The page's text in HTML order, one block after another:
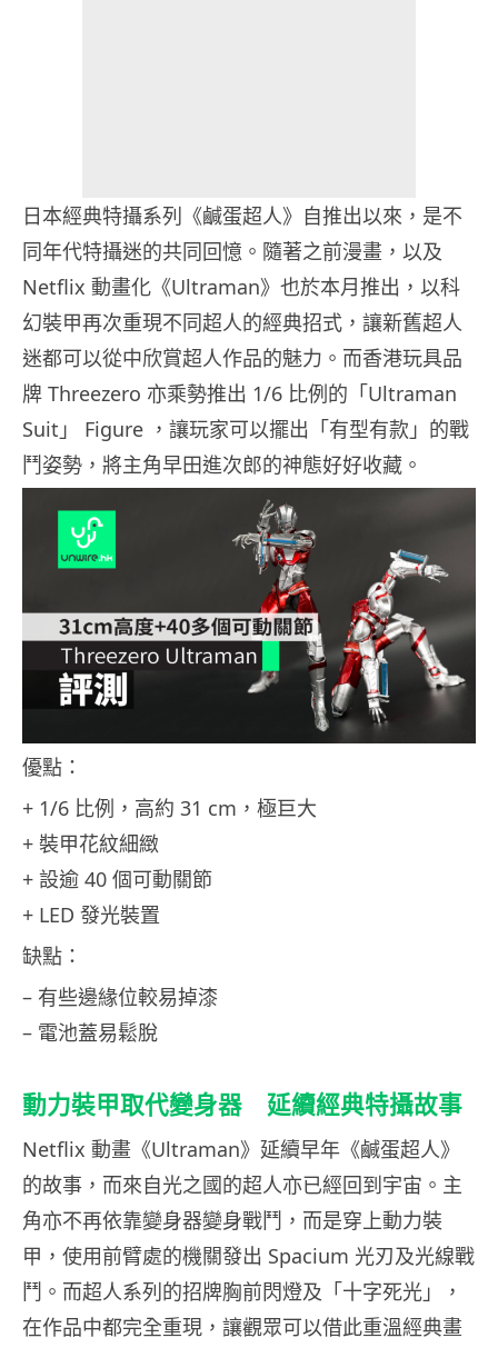
日本經典特攝系列《鹹蛋超人》自推出以來，是不
同年代特攝迷的共同回憶。隨著之前漫畫，以及
Netflix 動畫化《Ultraman》也於本月推出，以科
幻裝甲再次重現不同超人的經典招式，讓新舊超人
迷都可以從中欣賞超人作品的魅力。而香港玩具品
牌 Threezero 亦乘勢推出 1/6 比例的「Ultraman
Suit」 Figure ，讓玩家可以擺出「有型有款」的戰
鬥姿勢，將主角早田進次郎的神態好好收藏。
優點：
+ 1/6 比例，高約 31 cm，極巨大
+ 裝甲花紋細緻
+ 設逾 40 個可動關節
+ LED 發光裝置
缺點：
– 有些邊緣位較易掉漆
– 電池蓋易鬆脫
動力裝甲取代變身器 延續經典特攝故事
Netflix 動畫《Ultraman》延續早年《鹹蛋超人》
的故事，而來自光之國的超人亦已經回到宇宙。主
角亦不再依靠變身器變身戰鬥，而是穿上動力裝
甲，使用前臂處的機關發出 Spacium 光刃及光線戰
鬥。而超人系列的招牌胸前閃燈及「十字死光」，
在作品中都完全重現，讓觀眾可以借此重溫經典畫